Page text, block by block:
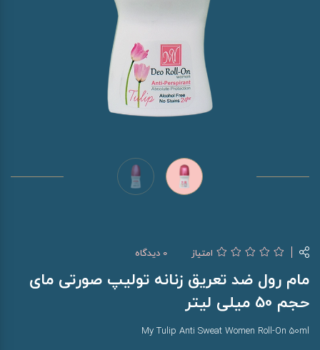
امتیاز 0 دیدگاه
مام رول ضد تعریق زنانه تولیپ صورتی مای
حجم 50 میلی لیتر
My Tulip Anti Sweat Women Roll-On 50ml